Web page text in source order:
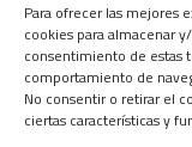
Para ofrecer las mejores
cookies para almacenar
consentimiento de estas
comportamiento de
No consentir o retirar el
ciertas características y